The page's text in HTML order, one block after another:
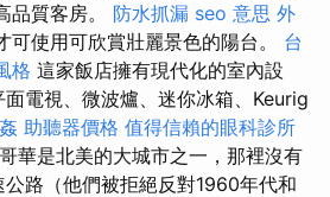
品質客房。 防水抓漏 seo 意思 外
可使用可欣賞壯麗景色的陽台。 台
格 這家飯店擁有現代化的室內設
電視、微波爐、迷你冰箱、Keurig
助聽器價格 值得信賴的眼科診所
華是北美的大城市之一，那裡沒有
路（他們被拒絕反對1960年代和